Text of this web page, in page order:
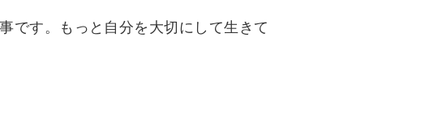
です。もっと自分を大切にして生きて